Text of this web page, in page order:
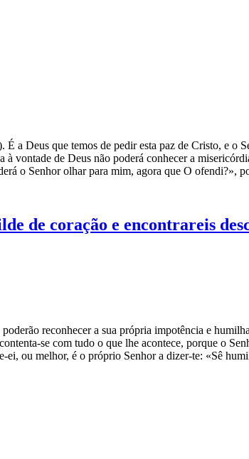
a Deus que temos de pedir esta paz de Cristo, e o
à vontade de Deus não poderá conhecer a
o Senhor olhar para mim, agora que O ofendi?»,
de coração e encontrareis
reconhecer a sua própria impotência e
se com tudo o que lhe acontece, porque o
ou melhor, é o próprio Senhor a dizer-te: «Sê